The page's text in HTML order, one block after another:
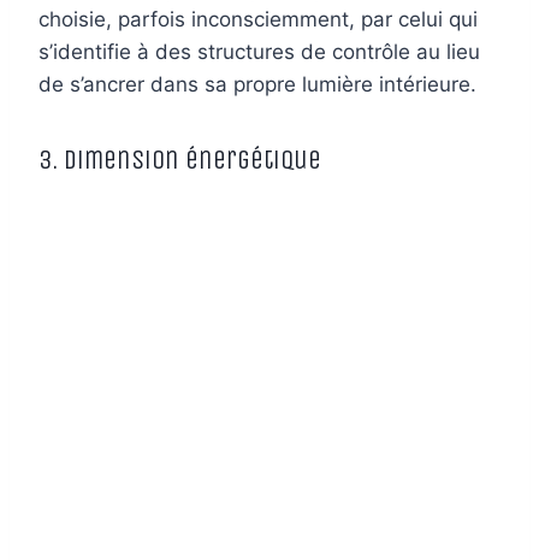
choisie, parfois inconsciemment, par celui qui
s’identifie à des structures de contrôle au lieu
de s’ancrer dans sa propre lumière intérieure.
3. Dimension énergétique